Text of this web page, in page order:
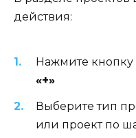
действия:
Нажмите кнопку
«+»
Выберите тип
или проект по